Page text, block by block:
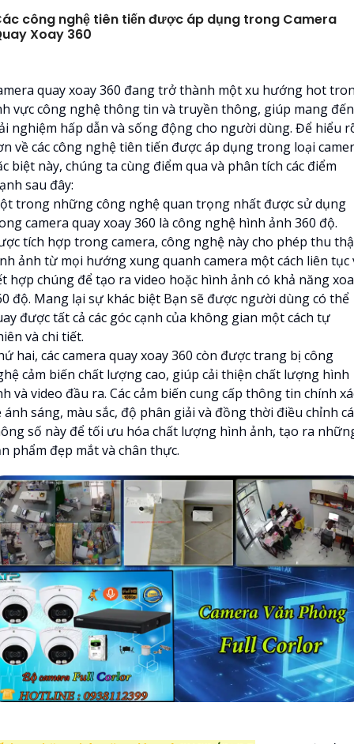
công nghệ tiên tiến được áp dụng trong Camera
Xoay 360
quay xoay 360 đang trở thành một xu hướng hot
vực công nghệ thông tin và truyền thông, giúp mang đến
nghiệm hấp dẫn và sống động cho người dùng. Để hiểu
về các công nghệ tiên tiến được áp dụng trong loại
biệt này, chúng ta cùng điểm qua và phân tích các điểm
sau đây:
trong những công nghệ quan trọng nhất được sử dụng
camera quay xoay 360 là công nghệ hình ảnh 360 độ.
tích hợp trong camera, công nghệ này cho phép thu
ảnh từ mọi hướng xung quanh camera một cách liên tục
hợp chúng để tạo ra video hoặc hình ảnh có khả năng
độ. Mang lại sự khác biệt Bạn sẽ được người dùng có thể
được tất cả các góc cạnh của không gian một cách tự
và chi tiết.
hai, các camera quay xoay 360 còn được trang bị công
cảm biến chất lượng cao, giúp cải thiện chất lượng hình
và video đầu ra. Các cảm biến cung cấp thông tin chính
ánh sáng, màu sắc, độ phân giải và đồng thời điều chỉnh
số này để tối ưu hóa chất lượng hình ảnh, tạo ra
phẩm đẹp mắt và chân thực.